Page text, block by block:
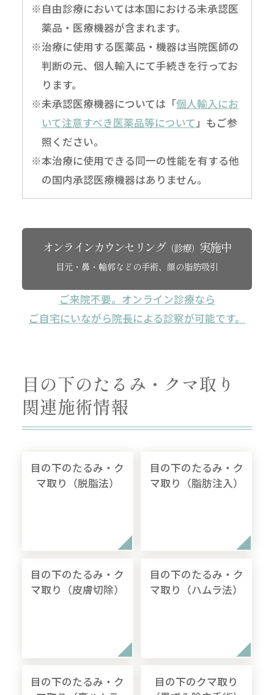
※自由診療においては本国における未承認医
薬品・医療機器が含まれます。
※治療に使用する医薬品・機器は当院医師の
判断の元、個人輸入にて手続きを行ってお
ります。
※未承認医療機器については「個人輸入にお
いて注意すべき医薬品等について 」もご参
照ください。
※本治療に使用できる同一の性能を有する他
の国内承認医療機器はありません。
オンラインカウンセリング（診療） 実施中
目元・鼻・輪郭などの手術、顔の脂肪吸引
ご来院不要。オンライン診療なら
ご自宅にいながら院長による診察が可能です。
目の下のたるみ・クマ取り
関連施術情報
目の下のたるみ・ク
マ取り（脱脂法）
目の下のたるみ・ク
マ取り（脂肪注入）
目の下のたるみ・ク
マ取り（皮膚切除）
目の下のたるみ・ク
マ取り（ハムラ法）
目の下のたるみ・ク
目の下のクマ取り